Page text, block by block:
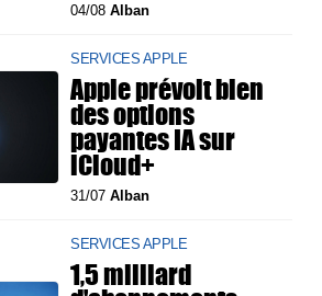
04/08Alban
SERVICES APPLE
Apple prévoit bien
des options
payantes IA sur
iCloud+
31/07Alban
SERVICES APPLE
1,5 milliard